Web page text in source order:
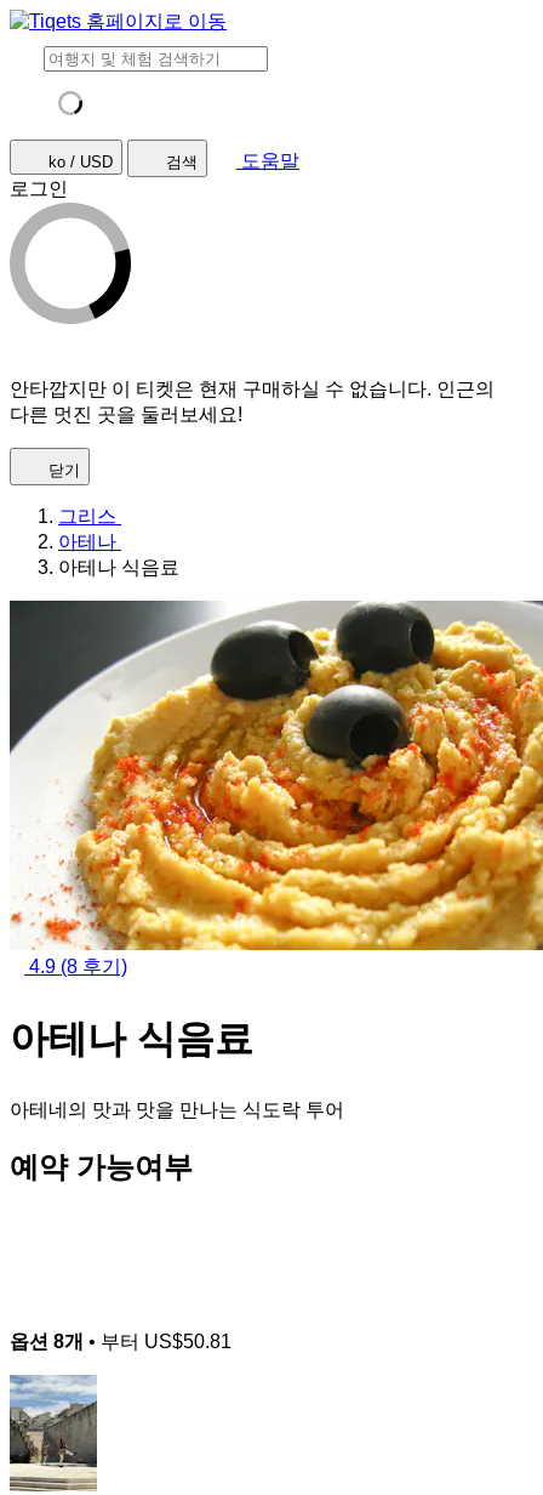
ko / USD 검색
도움말
로그인
안타깝지만 이 티켓은 현재 구매하실 수 없습니다. 인근의
다른 멋진 곳을 둘러보세요!
닫기
그리스
아테나
아테나 식음료
4.9 (8 후기)
아테나 식음료
아테네의 맛과 맛을 만나는 식도락 투어
예약 가능여부
옵션 8개 • 부터 US$50.81